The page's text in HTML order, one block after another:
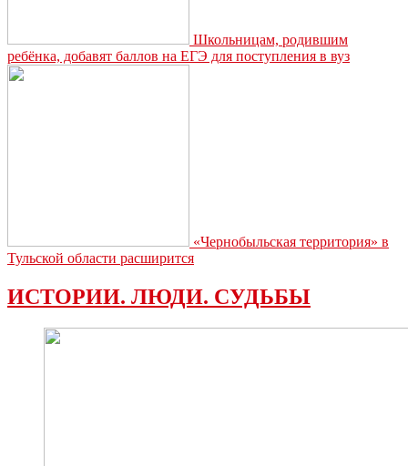
Школьницам, родившим
ребёнка, добавят баллов на ЕГЭ для поступления в вуз
«Чернобыльская территория» в
Тульской области расширится
ИСТОРИИ. ЛЮДИ. СУДЬБЫ